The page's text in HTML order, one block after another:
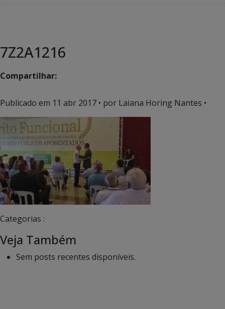
7Z2A1216
Compartilhar:
Publicado em 11 abr 2017 • por Laiana Horing Nantes •
Categorias :
Veja Também
Sem posts recentes disponíveis.